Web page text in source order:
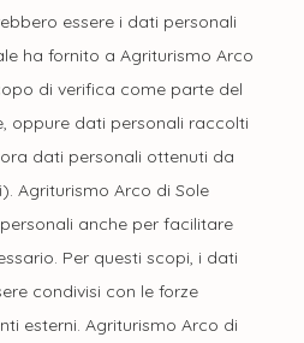
essere i dati personali
ha fornito a Agriturismo Arco
di verifica come parte del
oppure dati personali raccolti
dati personali ottenuti da
Agriturismo Arco di Sole
anche per facilitare
Per questi scopi, i dati
condivisi con le forze
esterni. Agriturismo Arco di